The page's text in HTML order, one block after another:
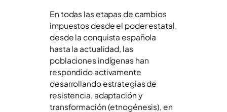
En todas las etapas de cambios
impuestos desde el poder estatal,
desde la conquista española
hasta la actualidad, las
poblaciones indígenas han
respondido activamente
desarrollando estrategias de
resistencia, adaptación y
transformación (etnogénesis), en